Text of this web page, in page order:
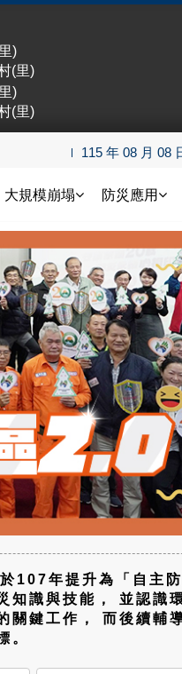
)
(里)
)
(里)
115 年 08 月 08
大規模崩塌 防災應用
107年提升為「自主
知識與技能， 並認識
關鍵工作， 而後續輔
。